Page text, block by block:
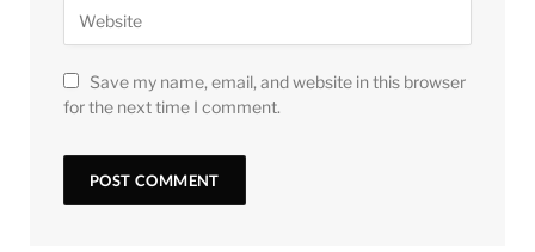
Save my name, email, and website in this browser
for the next time I comment.